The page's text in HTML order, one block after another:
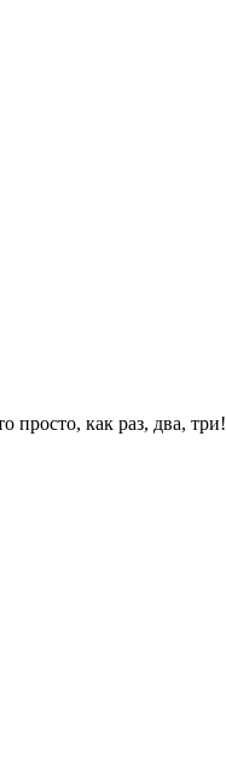
просто, как раз, два, три!